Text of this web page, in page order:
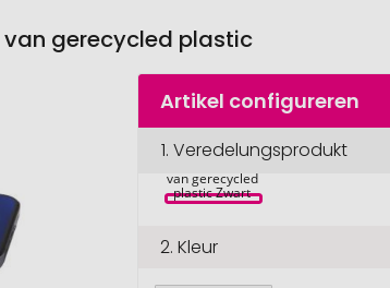
gerecycled plastic
Artikel configureren
1.Veredelungsprodukt
draadloos
van gerecycled
plastic Zwart
2.Kleur